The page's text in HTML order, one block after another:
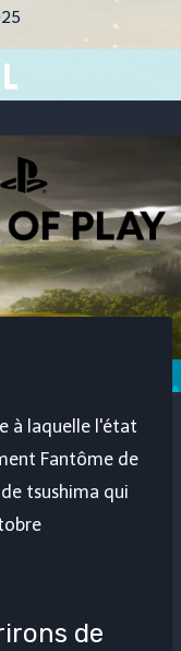
à laquelle l'état
Fantôme de
tsushima qui
de